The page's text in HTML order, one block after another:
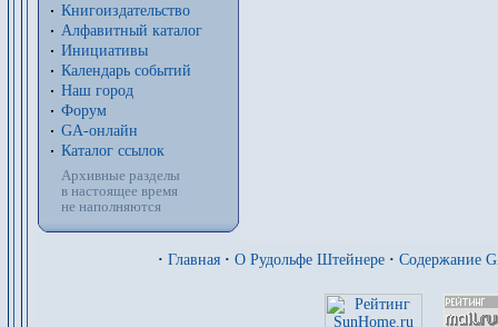
Книгоиздательство
Алфавитный каталог
Инициативы
Календарь событий
Наш город
Форум
GA-онлайн
Каталог ссылок
Архивные разделы
в настоящее время
не наполняются
· Главная · О Рудольфе Штейнере · Содержание